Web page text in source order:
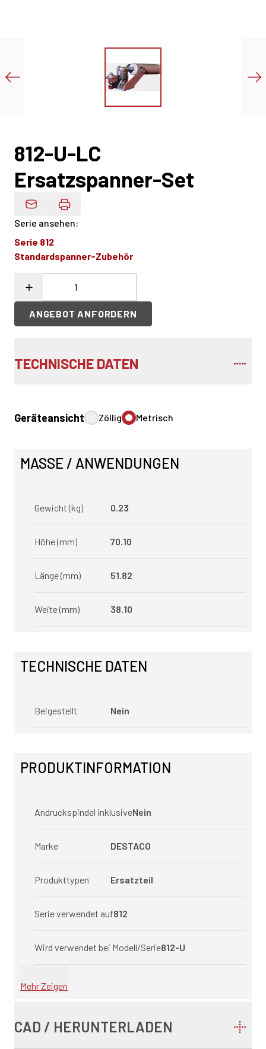
812-U-LC
Ersatzspanner-Set
Produktdaten Per E-Mail
Serie ansehen:
Serie 812
Standardspanner-Zubehör
ANGEBOT ANFORDERN
TECHNISCHE DATEN
Geräteansicht Zöllig Metrisch
MASSE / ANWENDUNGEN
Gewicht (kg) 0.23
Höhe (mm) 70.10
Länge (mm) 51.82
Weite (mm) 38.10
TECHNISCHE DATEN
Beigestellt Nein
PRODUKTINFORMATION
Andruckspindel inklusiveNein
Marke DESTACO
Produkttypen Ersatzteil
Serie verwendet auf812
Wird verwendet bei Modell/Serie812-U
Mehr Zeigen
CAD / HERUNTERLADEN